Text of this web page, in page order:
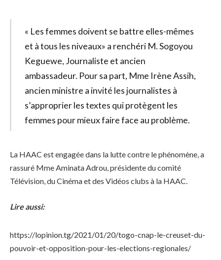
« Les femmes doivent se battre elles-mêmes
et à tous les niveaux» a renchéri M. Sogoyou
Keguewe, Journaliste et ancien
ambassadeur. Pour sa part, Mme Irène Assih,
ancien ministre a invité les journalistes à
s’approprier les textes qui protègent les
femmes pour mieux faire face au problème.
La HAAC est engagée dans la lutte contre le phénomène, a
rassuré Mme Aminata Adrou, présidente du comité
Télévision, du Cinéma et des Vidéos clubs à la HAAC.
Lire aussi:
https://lopinion.tg/2021/01/20/togo-cnap-le-creuset-du-
pouvoir-et-opposition-pour-les-elections-regionales/